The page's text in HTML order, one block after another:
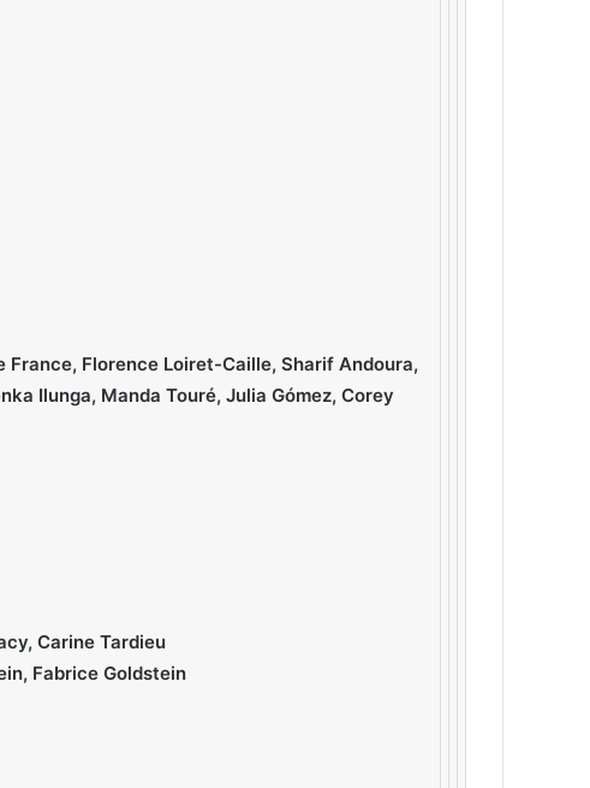
France, Florence Loiret-Caille, Sharif Andoura,
Ilunga, Manda Touré, Julia Gómez, Corey
Carine Tardieu
Fabrice Goldstein